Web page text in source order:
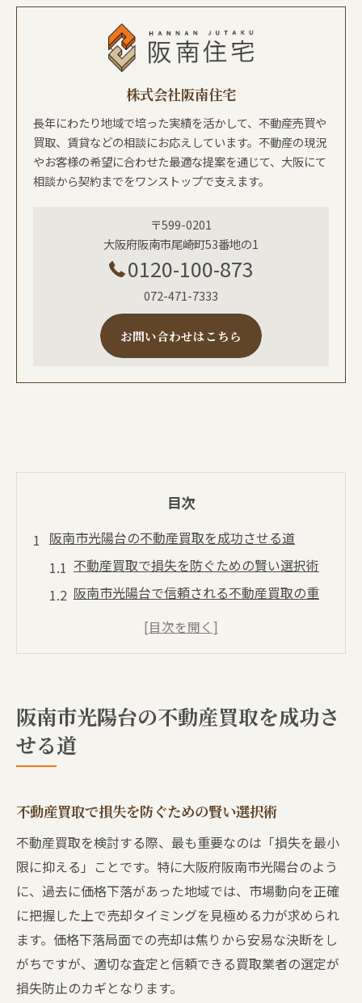
株式会社阪南住宅
長年にわたり地域で培った実績を活かして、不動産売買や
買取、賃貸などの相談にお応えしています。不動産の現況
やお客様の希望に合わせた最適な提案を通じて、大阪にて
相談から契約までをワンストップで支えます。
〒599-0201
大阪府阪南市尾崎町53番地の1
0120-100-873
072-471-7333
お問い合わせはこちら
目次
阪南市光陽台の不動産買取を成功させる道
不動産買取で損失を防ぐための賢い選択術
阪南市光陽台で信頼される不動産買取の重
不動産買取査定で損失を防ぐ方法とは
不動産買取査定で価格下落を最小限に抑え
査定額を高めるための不動産買取ポイント
不動産買取の査定基準とチェック項目を解
説
信頼できる業者で安心な不動産買取査定を
実現
早期売却を目指す不動産買取査定の活用術
現金化に強い不動産買取の活用ポイント
現金化を急ぐなら不動産買取が最適な理由
阪南市光陽台の不動産買取を成功さ
せる道
不動産買取で損失を防ぐための賢い選択術
不動産買取を検討する際、最も重要なのは「損失を最小
限に抑える」ことです。特に大阪府阪南市光陽台のよう
に、過去に価格下落があった地域では、市場動向を正確
に把握した上で売却タイミングを見極める力が求められ
ます。価格下落局面での売却は焦りから安易な決断をし
がちですが、適切な査定と信頼できる買取業者の選定が
損失防止のカギとなります。